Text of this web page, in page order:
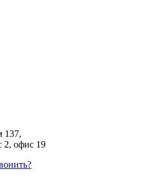
137,
офис 19